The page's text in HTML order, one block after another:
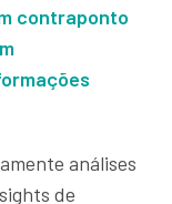
contraponto
análises
de